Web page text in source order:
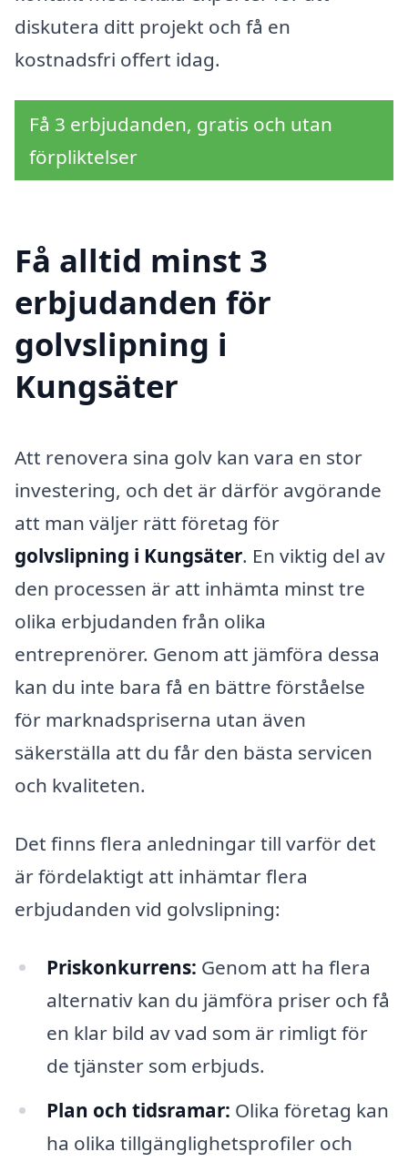
diskutera ditt projekt och få en
kostnadsfri offert idag.
Få 3 erbjudanden, gratis och utan
förpliktelser
Få alltid minst 3
erbjudanden för
golvslipning i
Kungsäter
Att renovera sina golv kan vara en stor
investering, och det är därför avgörande
att man väljer rätt företag för
golvslipning i Kungsäter. En viktig del av
den processen är att inhämta minst tre
olika erbjudanden från olika
entreprenörer. Genom att jämföra dessa
kan du inte bara få en bättre förståelse
för marknadspriserna utan även
säkerställa att du får den bästa servicen
och kvaliteten.
Det finns flera anledningar till varför det
är fördelaktigt att inhämtar flera
erbjudanden vid golvslipning:
Priskonkurrens: Genom att ha flera
alternativ kan du jämföra priser och få
en klar bild av vad som är rimligt för
de tjänster som erbjuds.
Plan och tidsramar: Olika företag kan
ha olika tillgänglighetsprofiler och